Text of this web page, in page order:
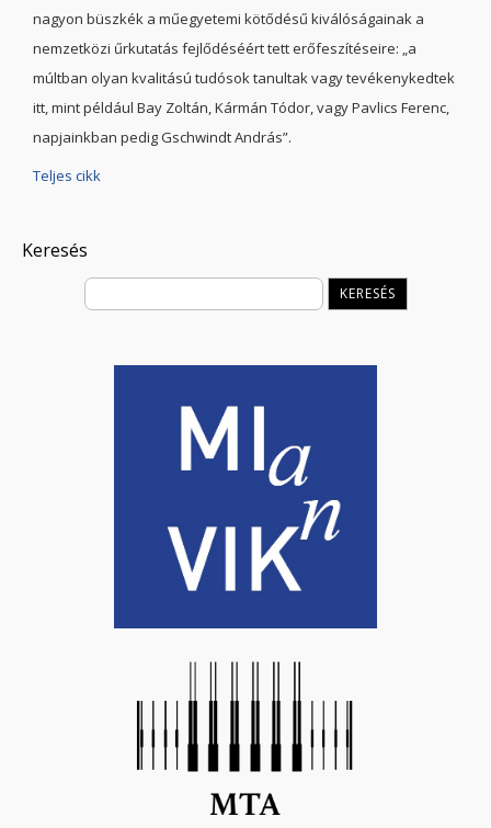
nagyon büszkék a műegyetemi kötődésű kiválóságainak a
nemzetközi űrkutatás fejlődéséért tett erőfeszítéseire: „a
múltban olyan kvalitású tudósok tanultak vagy tevékenykedtek
itt, mint például Bay Zoltán, Kármán Tódor, vagy Pavlics Ferenc,
napjainkban pedig Gschwindt András”.
Teljes cikk
Keresés